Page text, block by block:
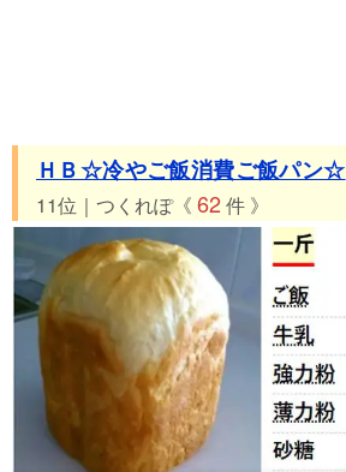
ＨＢ☆冷やご飯消費ご飯パン☆
11位｜つくれぽ《 62 件 》